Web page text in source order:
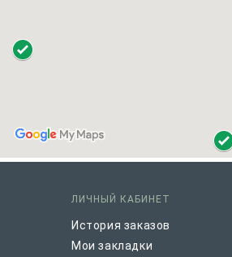
ЛИЧНЫЙ КАБИНЕТ
История заказов
Мои закладки